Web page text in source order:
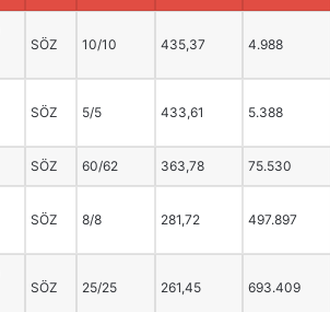
SÖZ 10/10 435,37 4.988
SÖZ 5/5 433,61 5.388
SÖZ 60/62 363,78 75.530
SÖZ 8/8 281,72 497.897
SÖZ 25/25 261,45 693.409